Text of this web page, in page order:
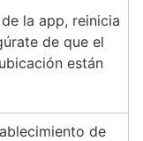
la app, reinicia
de que el
están
de